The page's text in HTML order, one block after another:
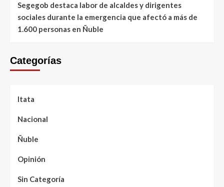
Segegob destaca labor de alcaldes y dirigentes
sociales durante la emergencia que afectó a más de
1.600 personas en Ñuble
Categorías
Itata
Nacional
Ñuble
Opinión
Sin Categoría